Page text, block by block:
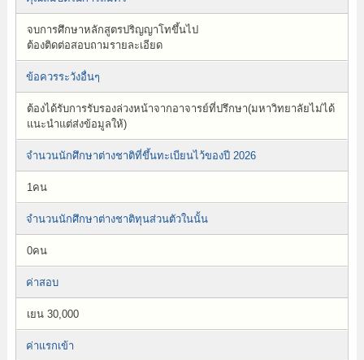
จบการศึกษาหลักสูตรปริญญาโทขึ้นไป
ต้องติดต่อสอบถามรายละเอียด
ข้อควรระวังอื่นๆ
ต้องได้รับการรับรองล่วงหน้าจากอาจารย์ที่ปรึกษา(มหาวิทยาลัยไม่ได้
แนะนำแต่ส่งข้อมูลให้)
จำนวนนักศึกษาต่างชาติที่ขึ้นทะเบียนไว้ของปี 2026
1คน
จำนวนนักศึกษาต่างชาติทุนส่วนตัวในนั้น
0คน
ค่าสอบ
เยน 30,000
ค่าแรกเข้า